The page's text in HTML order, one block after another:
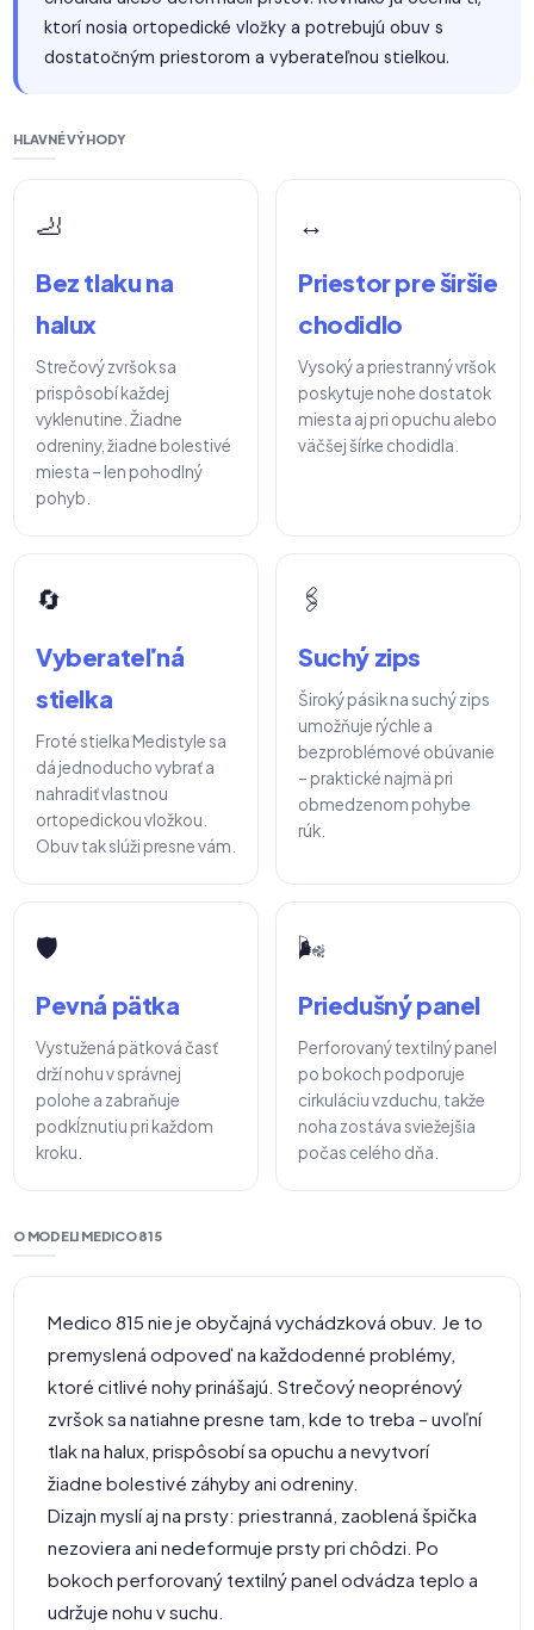
ktorí nosia ortopedické vložky a potrebujú obuv s
dostatočným priestorom a vyberateľnou stielkou.
HLAVNÉ VÝHODY
🦶
Bez tlaku na
halux
Strečový zvršok sa
prispôsobí každej
vyklenutine. Žiadne
odreniny, žiadne bolestivé
miesta – len pohodlný
pohyb.
↔️
Priestor pre širšie
chodidlo
Vysoký a priestranný vršok
poskytuje nohe dostatok
miesta aj pri opuchu alebo
väčšej šírke chodidla.
🔄
Vyberateľná
stielka
Froté stielka Medistyle sa
dá jednoducho vybrať a
nahradiť vlastnou
ortopedickou vložkou.
Obuv tak slúži presne vám.
🖇️
Suchý zips
Široký pásik na suchý zips
umožňuje rýchle a
bezproblémové obúvanie
– praktické najmä pri
obmedzenom pohybe
rúk.
🛡️
Pevná pätka
Vystužená pätková časť
drží nohu v správnej
polohe a zabraňuje
podkĺznutiu pri každom
kroku.
🌬️
Priedušný panel
Perforovaný textilný panel
po bokoch podporuje
cirkuláciu vzduchu, takže
noha zostáva sviežejšia
počas celého dňa.
O MODELI MEDICO 815
Medico 815 nie je obyčajná vychádzková obuv. Je to
premyslená odpoveď na každodenné problémy,
ktoré citlivé nohy prinášajú. Strečový neoprénový
zvršok sa natiahne presne tam, kde to treba – uvoľní
tlak na halux, prispôsobí sa opuchu a nevytvorí
žiadne bolestivé záhyby ani odreniny.
Dizajn myslí aj na prsty: priestranná, zaoblená špička
nezoviera ani nedeformuje prsty pri chôdzi. Po
bokoch perforovaný textilný panel odvádza teplo a
udržuje nohu v suchu.